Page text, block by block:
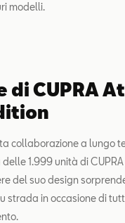
modelli.
di CUPRA
collaborazione a lungo
1.999 unità di
del suo design
strada in occasione di